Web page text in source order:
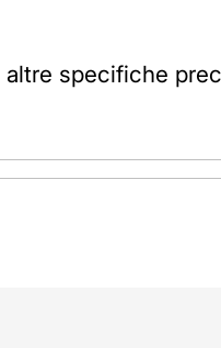
specifiche